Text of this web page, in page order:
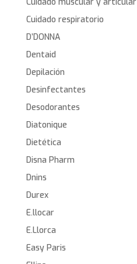
Cuidado respiratorio
D’DONNA
Dentaid
Depilación
Desinfectantes
Desodorantes
Diatonique
Dietética
Disna Pharm
Dnins
Durex
E.llocar
E.Llorca
Easy Paris